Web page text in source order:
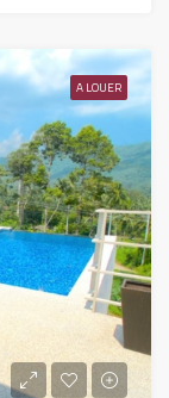
A LOUER